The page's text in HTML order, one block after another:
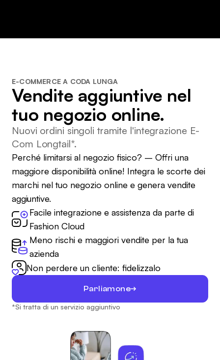
E-COMMERCE A CODA LUNGA
Vendite aggiuntive nel
tuo negozio online.
Nuovi ordini singoli tramite l'integrazione E-
Com Longtail*.
Perché limitarsi al negozio fisico? – Offri una
maggiore disponibilità online! Integra le scorte dei
marchi nel tuo negozio online e genera vendite
aggiuntive.
Facile integrazione e assistenza da parte di
Fashion Cloud
Meno rischi e maggiori vendite per la tua
azienda
Non perdere un cliente: fidelizzalo
Parliamone
*Si tratta di un servizio aggiuntivo